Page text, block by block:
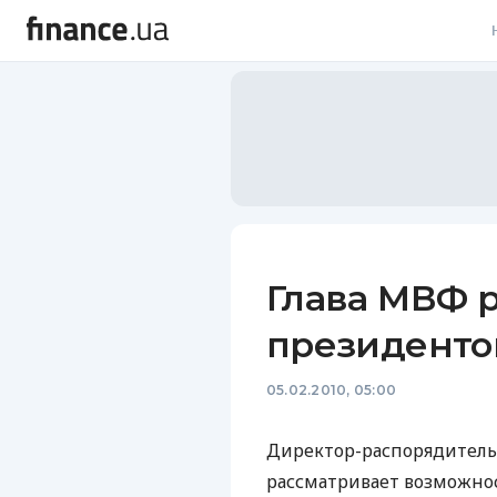
Глава МВФ
05.02.2010, 05:00
Директор-
рассматривает